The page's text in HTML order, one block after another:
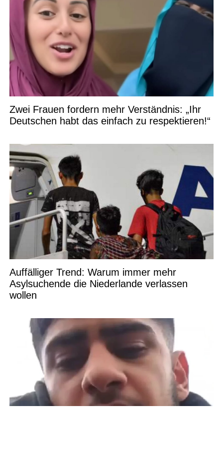
Zwei Frauen fordern mehr Verständnis: „Ihr
Deutschen habt das einfach zu respektieren!“
Auffälliger Trend: Warum immer mehr
Asylsuchende die Niederlande verlassen
wollen